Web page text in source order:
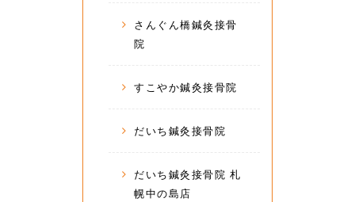
さんぐん橋鍼灸接骨
院
すこやか鍼灸接骨院
だいち鍼灸接骨院
だいち鍼灸接骨院 札
幌中の島店